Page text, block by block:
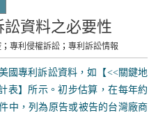
資料之必要性
； 專利侵權訴訟 ； 專利訴訟情報
國專利訴訟資料，如【<<關鍵地
表】所示。初步估算，在每年約
中，列為原告或被告的台灣廠商